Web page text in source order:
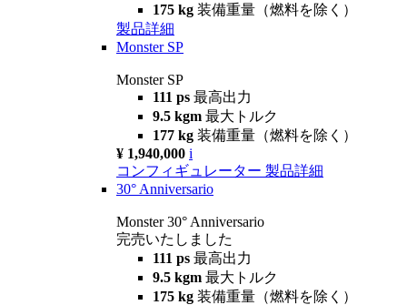
175 kg 装備重量（燃料を除く）
製品詳細
Monster SP
Monster SP
111 ps 最高出力
9.5 kgm 最大トルク
177 kg 装備重量（燃料を除く）
¥ 1,940,000 i
コンフィギュレーター 製品詳細
30° Anniversario
Monster 30° Anniversario
完売いたしました
111 ps 最高出力
9.5 kgm 最大トルク
175 kg 装備重量（燃料を除く）